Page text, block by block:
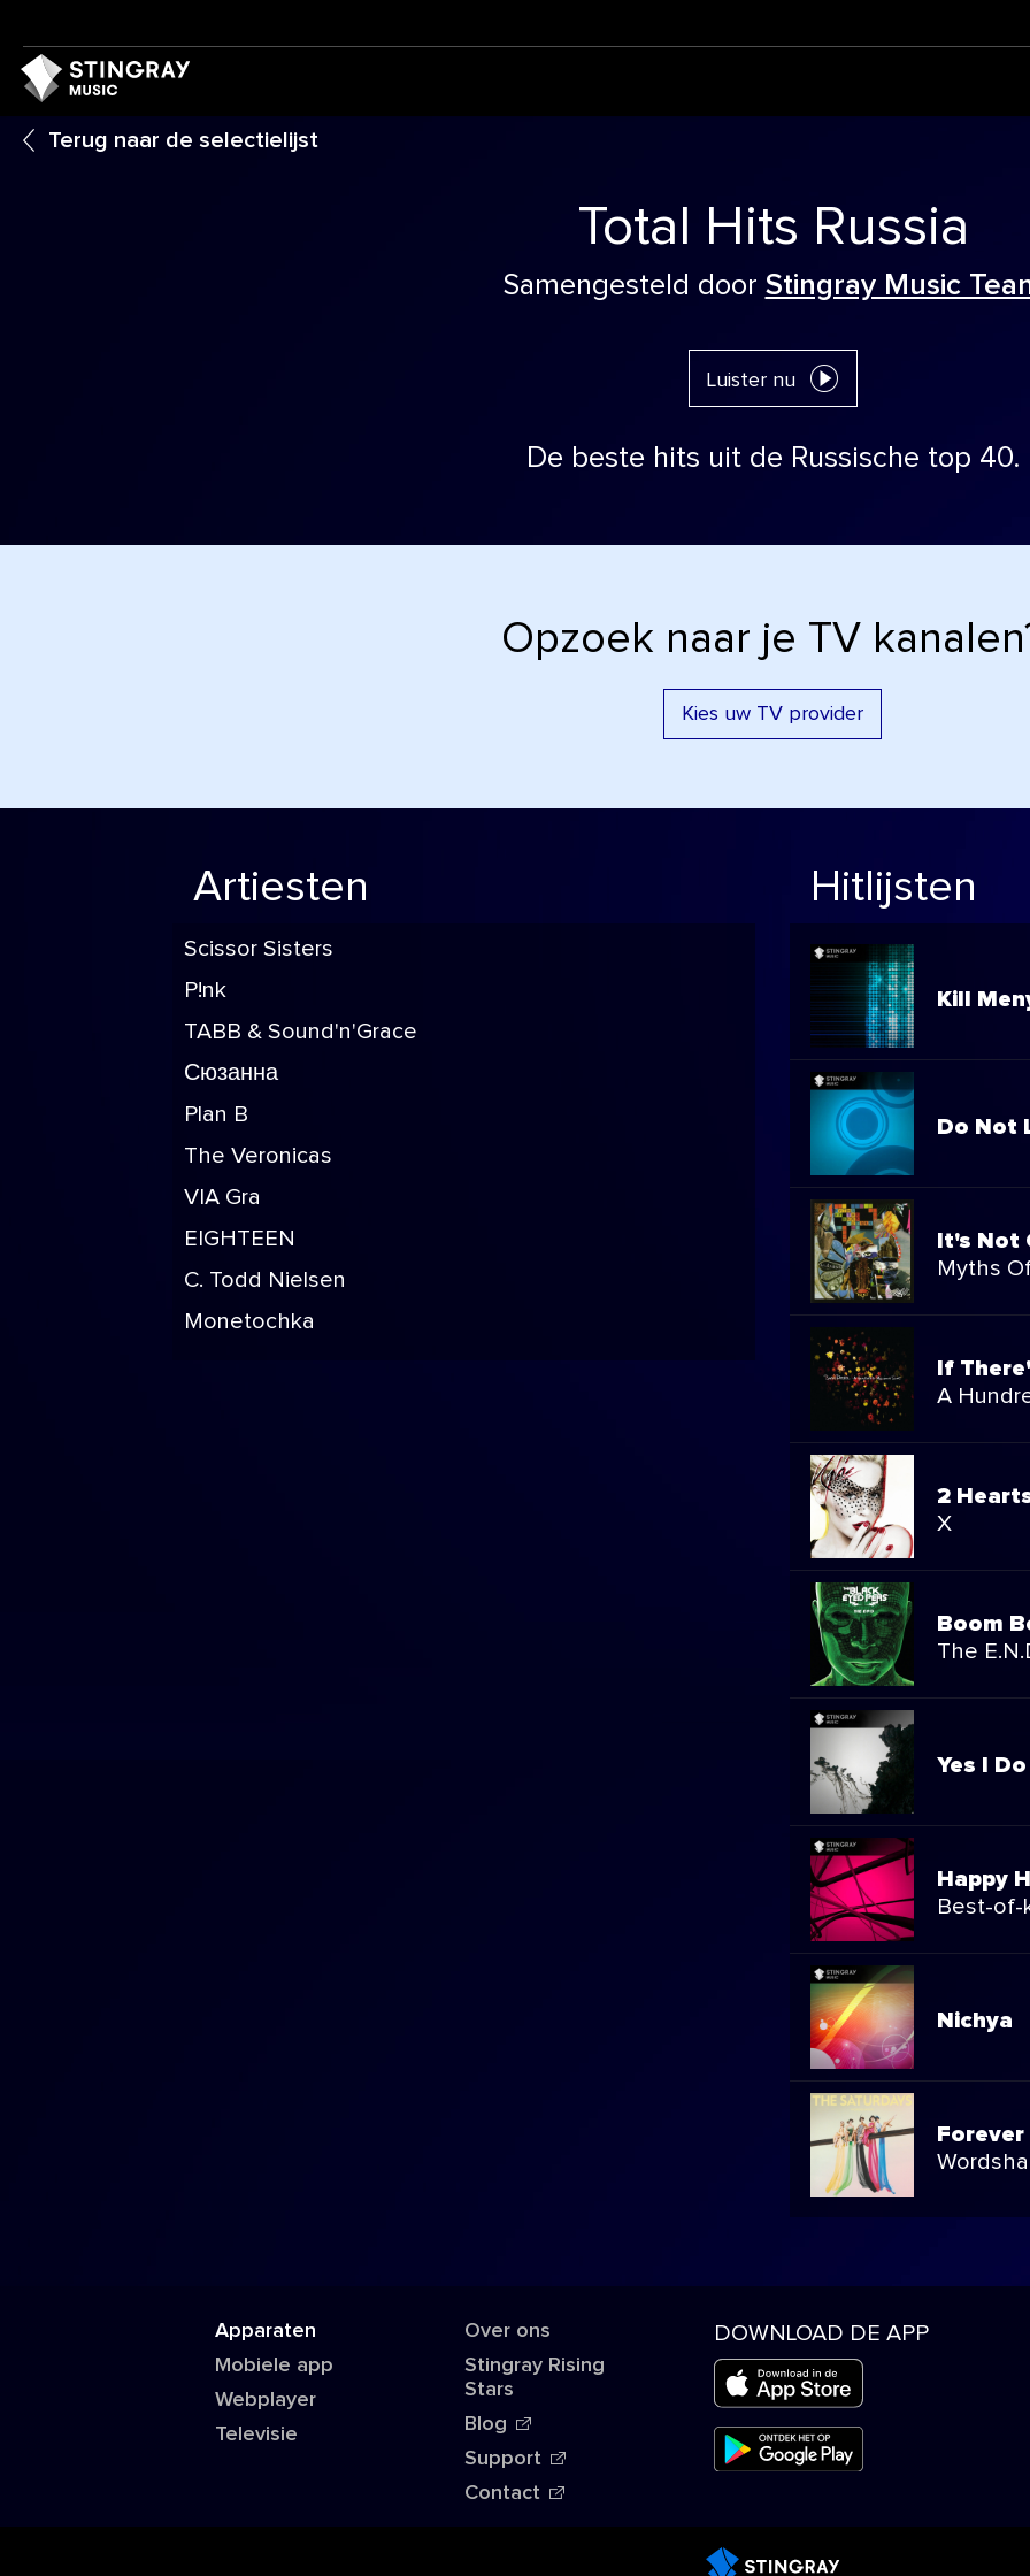
Terug naar de selectielijst
Total Hits Russia
Samengesteld door Stingray Music
Luister nu
De beste hits uit de Russische top 40.
Opzoek naar je TV
Kies uw TV provider
Artiesten
Scissor Sisters
P!nk
TABB & Sound'n'Grace
Сюзанна
Plan B
The Veronicas
VIA Gra
EIGHTEEN
C. Todd Nielsen
Monetochka
Hitlijsten
Kill
Do Not
It's Not
Myths
If
A
2
X
Boom
The
Yes I
Happy
Best-of-
Nichya
Apparaten
Mobiele app
Webplayer
Televisie
Over ons
Stingray Rising
Stars
Blog
Support
Contact
DOWNLOAD DE APP